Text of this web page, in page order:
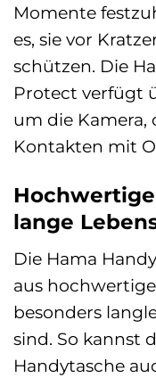
Momente
es, sie vor
schützen. Die
Protect verfügt
um die Kamera,
Kontakten mit
lange
Die Hama
aus
besonders
sind. So kannst
Handytasche